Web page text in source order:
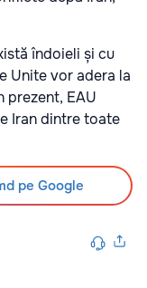
îndoieli și cu
Unite vor adera la
prezent, EAU
Iran dintre toate
pe Google